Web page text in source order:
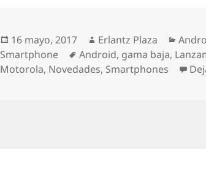
Publicado
el
16 mayo, 2017 Autor
Erlantz Plaza
Smartphone
Etiquetas
Android, gama baja,
Motorola, Novedades, Smartphones